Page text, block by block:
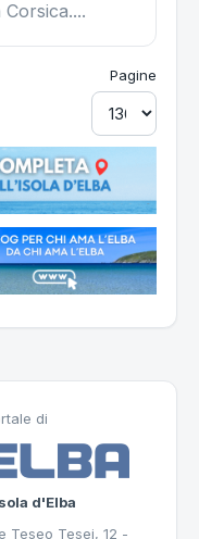
Pagine
di
d'Elba
Teseo Tesei, 12 -